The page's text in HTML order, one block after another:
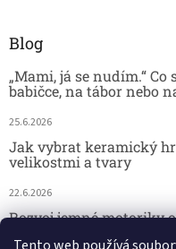
Blog
„Mami, já se nudím.“
babičce, na tábor nebo
25.6.2026
Jak vybrat keramický
velikostmi a tvary
22.6.2026
Rozvoj jemné motoriky